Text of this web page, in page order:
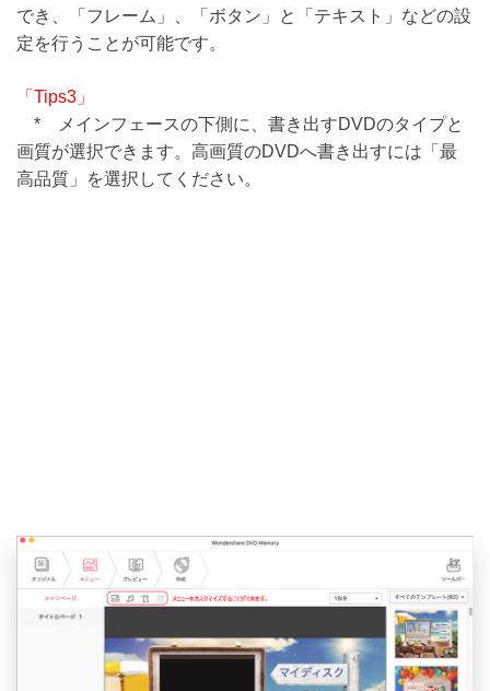
でき、「フレーム」、「ボタン」と「テキスト」などの設
定を行うことが可能です。
「Tips3」
* メインフェースの下側に、書き出すDVDのタイプと
画質が選択できます。高画質のDVDへ書き出すには「最
高品質」を選択してください。